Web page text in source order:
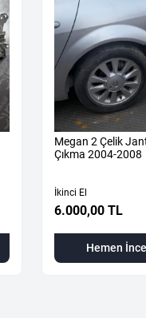
Megan 2 Çelik
Çıkma 2004-2008
İkinci El
6.000,00 TL
Hemen